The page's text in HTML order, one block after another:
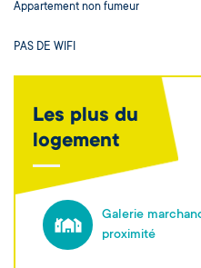
Appartement non fumeur
PAS DE WIFI
Les plus du
logement
Galerie
proximité